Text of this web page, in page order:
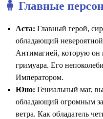
🧍 Главные
Аста: Главный герой,
обладающий
Антимагией, которую он
гримуара. Его
Императором.
Юно: Гениальный маг,
обладающий огромным
ветра. Как обладатель